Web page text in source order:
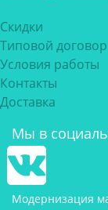
Скидки
Типовой договор
Условия работы
Контакты
Доставка
Мы в
Модернизация